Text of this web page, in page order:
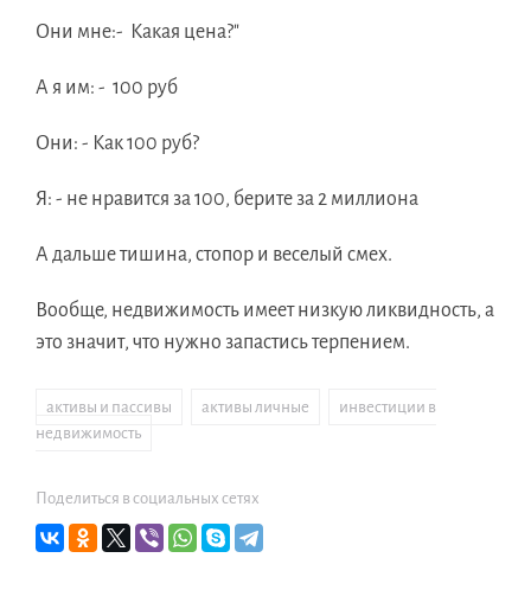
Они мне:- Какая цена?"
А я им: - 100 руб
Они: - Как 100 руб?
Я: - не нравится за 100, берите за 2 миллиона
А дальше тишина, стопор и веселый смех.
Вообще, недвижимость имеет низкую ликвидность, а
это значит, что нужно запастись терпением.
активы и пассивы активы личные
инвестиции в
недвижимость
Поделиться в социальных сетях